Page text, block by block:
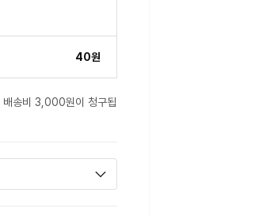
40원
송비 3,000원이 청구됩